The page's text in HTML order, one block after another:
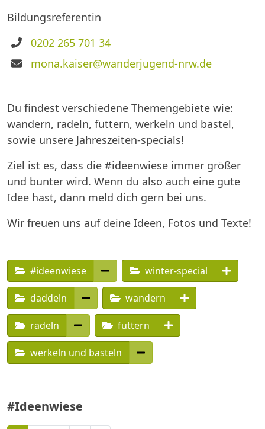
Bildungsreferentin
Telefon
0202 265 701 34
E-
mona.kaiser@wanderjugend-nrw.de
Du findest verschiedene Themengebiete wie:
wandern, radeln, futtern, werkeln und bastel,
sowie unsere Jahreszeiten-specials!
Ziel ist es, dass die #ideenwiese immer größer
und bunter wird. Wenn du also auch eine gute
Idee hast, dann meld dich gern bei uns.
Wir freuen uns auf deine Ideen, Fotos und Texte!
#ideenwiese winter-special
daddeln wandern
radeln futtern
werkeln und basteln
#Ideenwiese